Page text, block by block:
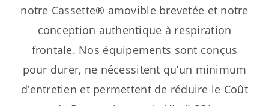
notre Cassette® amovible brevetée et notre
conception authentique à respiration
frontale. Nos équipements sont conçus
pour durer, ne nécessitent qu’un minimum
d’entretien et permettent de réduire le Coût